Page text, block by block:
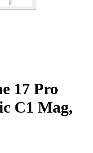
17 Pro
C1 Mag,